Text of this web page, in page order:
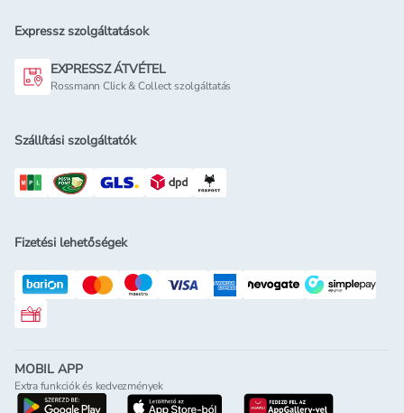
Expressz szolgáltatások
EXPRESSZ ÁTVÉTEL
Rossmann Click & Collect szolgáltatás
Szállítási szolgáltatók
Fizetési lehetőségek
Rossmann ajándékkártya
MOBIL APP
Extra funkciók és kedvezmények
letöltés a google-play-rölletöltés az app-store-ból
letöltés